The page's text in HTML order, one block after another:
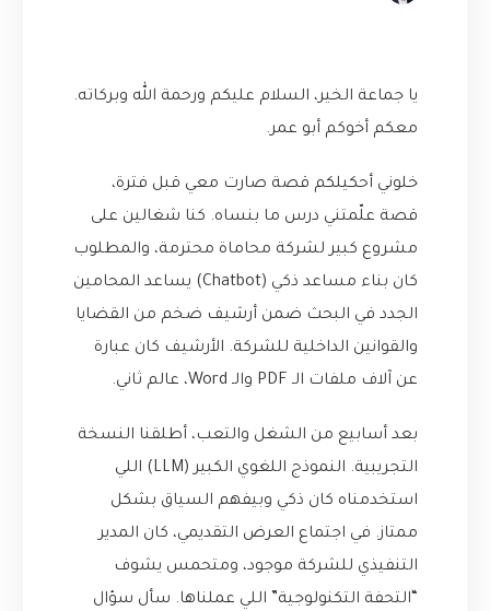
يا جماعة الخير، السلام عليكم ورحمة الله وبركاته.
معكم أخوكم أبو عمر.
خلوني أحكيلكم قصة صارت معي قبل فترة،
قصة علّمتني درس ما بنساه. كنا شغالين على
مشروع كبير لشركة محاماة محترمة، والمطلوب
كان بناء مساعد ذكي (Chatbot) يساعد المحامين
الجدد في البحث ضمن أرشيف ضخم من القضايا
والقوانين الداخلية للشركة. الأرشيف كان عبارة
عن آلاف ملفات الـ PDF والـ Word، عالم ثاني.
بعد أسابيع من الشغل والتعب، أطلقنا النسخة
التجريبية. النموذج اللغوي الكبير (LLM) اللي
استخدمناه كان ذكي وبيفهم السياق بشكل
ممتاز. في اجتماع العرض التقديمي، كان المدير
التنفيذي للشركة موجود، ومتحمس يشوف
“التحفة التكنولوجية” اللي عملناها. سأل سؤال